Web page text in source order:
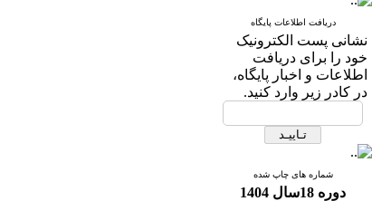
دریافت اطلاعات پایگاه
نشانی پست الکترونیک
خود را برای دریافت
اطلاعات و اخبار پایگاه،
در کادر زیر وارد کنید.
شماره های چاپ شده
دوره 18سال 1404